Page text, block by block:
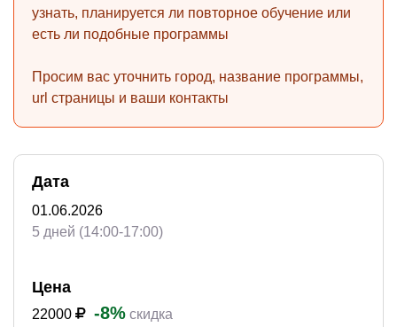
узнать, планируется ли повторное обучение или
есть ли подобные программы
Просим вас уточнить город, название программы,
url страницы и ваши контакты
Дата
01.06.2026
5 дней (14:00-17:00)
Цена
22000 -8% скидка